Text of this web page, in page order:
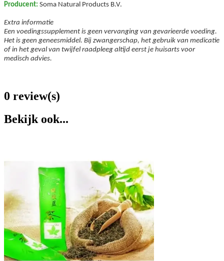
Producent: Soma Natural Products B.V.
Extra informatie
Een voedingssupplement is geen vervanging van gevarieerde voeding.
Het is geen geneesmiddel. Bij zwangerschap, het gebruik van medicatie
of in het geval van twijfel raadpleeg altijd eerst je huisarts voor
medisch advies.
0 review(s)
Bekijk ook...